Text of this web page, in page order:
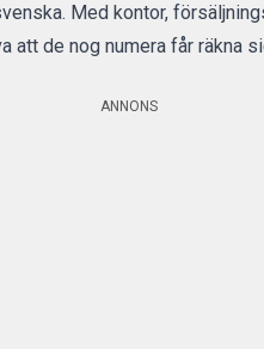
Med kontor,
att de nog numera får räkna
ANNONS